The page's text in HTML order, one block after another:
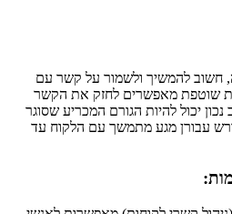
חשוב להמשיך ולשמור על קשר עם
שוטפת מאפשרים לחזק את הקשר
יכול להיות הגורם המכריע שסוגר
עבורן מגע מתמשך עם הלקוח עד